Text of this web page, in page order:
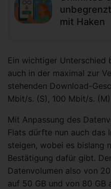
mit Haken
Ein wichtiger Unterschied
auch in der maximal zur
stehenden Download-
Mbit/s. (S), 100 Mbit/s.
Mit Anpassung des
Flats dürfte nun auch das
steigen, wobei es bislang
Bestätigung dafür gibt.
Datenvolumen also von
auf 50 GB und von 80 GB